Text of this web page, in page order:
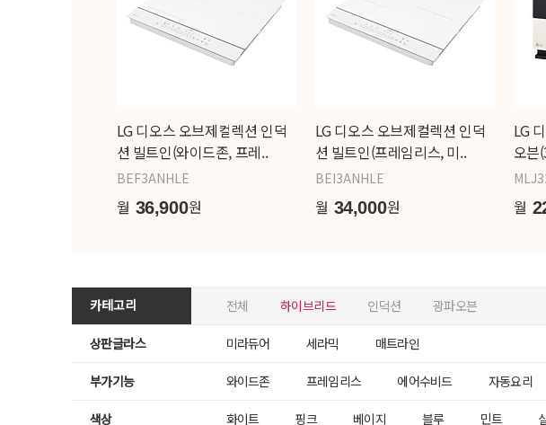
LG 디오스 오브제컬렉션 인덕
션 빌트인(와이드존, 프레..
BEF3ANHLE
월 36,900원
LG 디오스 오브제컬렉션 인덕
션 빌트인(프레임리스, 미..
BEI3ANHLE
월 34,000원
LG
오븐
월
카테고리 전체 하이브리드 인덕션 광파오븐
상판글라스 미라듀어 세라믹 매트라인
부가기능 와이드존 프레임리스 에어수비드 자동요리
색상 화이트 핑크 베이지 블루 민트